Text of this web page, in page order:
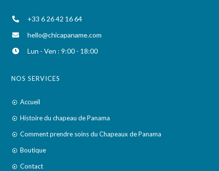
+33 6 26 42 16 64
hello@chicapaname.com
Lun - Ven : 9:00 - 18:00
NOS SERVICES
Accueil
Histoire du chapeau de Panama
Comment prendre soins du Chapeaux de Panama
Boutique
Contact